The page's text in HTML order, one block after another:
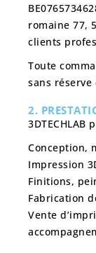
romaine 77,
clients
Toute
sans réserve
2.
3DTECHLAB
Conception,
Impression
Finitions,
Fabrication
Vente